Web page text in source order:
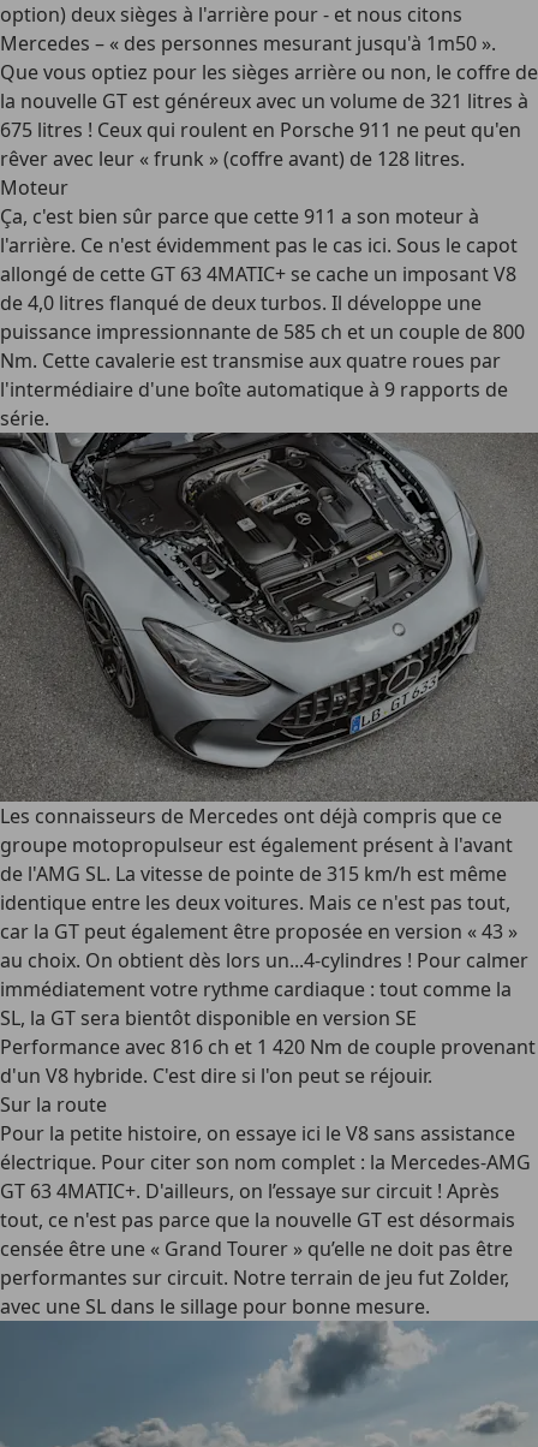
option) deux sièges à l'arrière pour - et nous citons
Mercedes – « des personnes mesurant jusqu'à 1m50 ».
Que vous optiez pour les sièges arrière ou non, le coffre de
la nouvelle GT est généreux avec un volume de 321 litres à
675 litres ! Ceux qui roulent en Porsche 911 ne peut qu'en
rêver avec leur « frunk » (coffre avant) de 128 litres.
Moteur
Ça, c'est bien sûr parce que cette 911 a son moteur à
l'arrière. Ce n'est évidemment pas le cas ici. Sous le capot
allongé de cette GT 63 4MATIC+ se cache un imposant V8
de 4,0 litres flanqué de deux turbos. Il développe une
puissance impressionnante de 585 ch et un couple de 800
Nm. Cette cavalerie est transmise aux quatre roues par
l'intermédiaire d'une boîte automatique à 9 rapports de
série.
Les connaisseurs de Mercedes ont déjà compris que ce
groupe motopropulseur est également présent à l'avant
de l'AMG SL. La vitesse de pointe de 315 km/h est même
identique entre les deux voitures. Mais ce n'est pas tout,
car la GT peut également être proposée en version « 43 »
au choix. On obtient dès lors un...4-cylindres ! Pour calmer
immédiatement votre rythme cardiaque : tout comme la
SL, la GT sera bientôt disponible en version SE
Performance avec 816 ch et 1 420 Nm de couple provenant
d'un V8 hybride. C'est dire si l'on peut se réjouir.
Sur la route
Pour la petite histoire, on essaye ici le V8 sans assistance
électrique. Pour citer son nom complet : la Mercedes-AMG
GT 63 4MATIC+. D'ailleurs, on l’essaye sur circuit ! Après
tout, ce n'est pas parce que la nouvelle GT est désormais
censée être une « Grand Tourer » qu’elle ne doit pas être
performantes sur circuit. Notre terrain de jeu fut Zolder,
avec une SL dans le sillage pour bonne mesure.